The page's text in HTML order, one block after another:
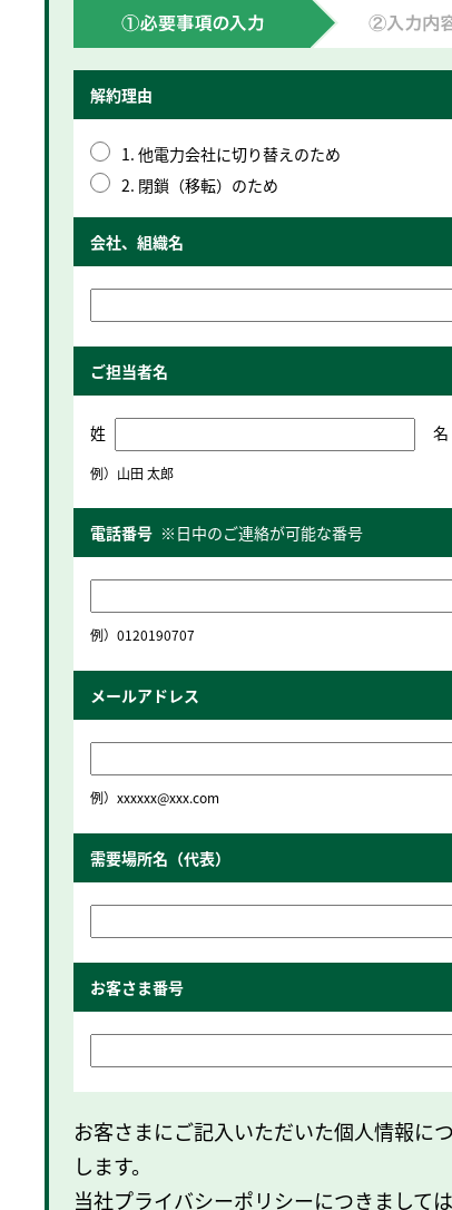
解約理由
1. 他電力会社に切り替えのため
2. 閉鎖（移転）のため
会社、組織名
ご担当者名
姓 名
例）山田 太郎
電話番号 ※日中のご連絡が可能な番号
例）0120190707
メールアドレス
例）xxxxxx@xxx.com
需要場所名（代表）
お客さま番号
お客さまにご記入いただいた個人情報に
します。
当社プライバシーポリシーにつきましては